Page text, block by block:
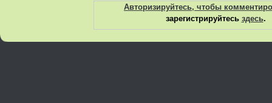
Авторизируйтесь, чтобы
зарегистрируйтесь здесь.